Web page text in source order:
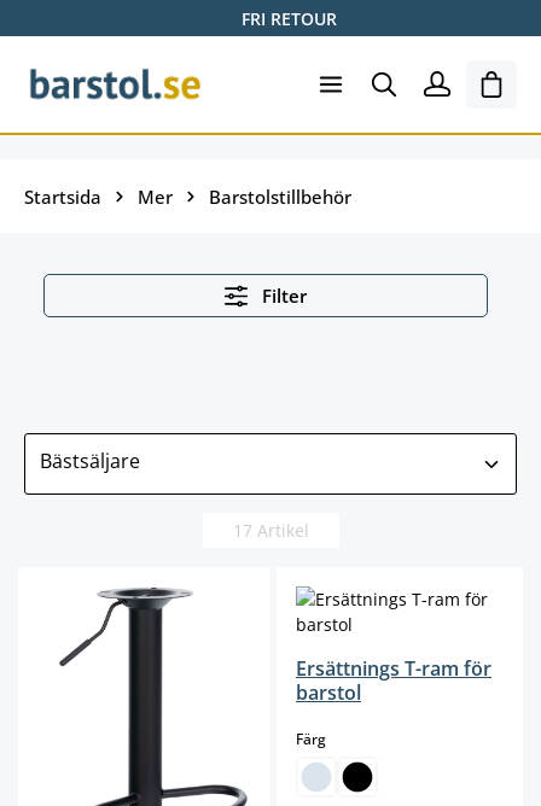
FRI RETOUR
Startsida Mer Barstolstillbehör
Filter
17 Artikel
Ersättnings T-ram för
barstol
Färgselect